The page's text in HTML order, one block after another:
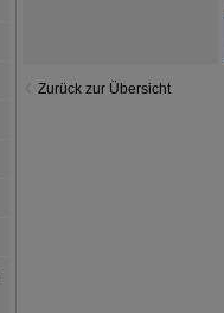
Zurück zur Übersicht